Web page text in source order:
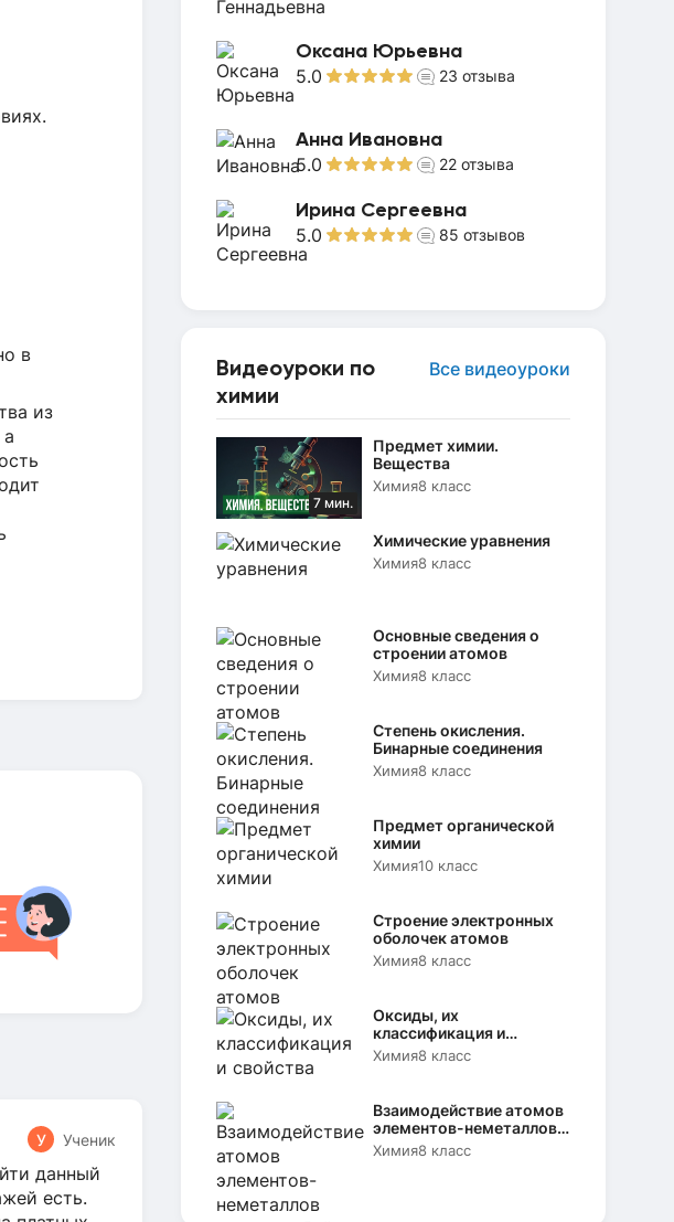
Оксана Юрьевна
5.0 23 отзыва
Анна Ивановна
5.0 22 отзыва
Ирина Сергеевна
5.0 85 отзывов
Видеоуроки по
химии
Все видеоуроки
7 мин.
Предмет химии.
Вещества
Химия8 класс
Химические уравнения
Химия8 класс
Основные сведения о
строении атомов
Химия8 класс
Степень окисления.
Бинарные соединения
Химия8 класс
Предмет органической
химии
Химия10 класс
Строение электронных
оболочек атомов
Химия8 класс
Оксиды, их
классификация и
свойства
Химия8 класс
Взаимодействие атомов
элементов-неметаллов
между собой
Химия8 класс
в
из
У Ученик
данный
есть.